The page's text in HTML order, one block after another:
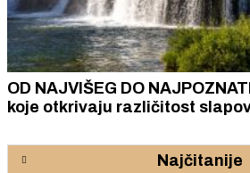
OD NAJVIŠEG DO
koje otkrivaju različitost
Najčitanije